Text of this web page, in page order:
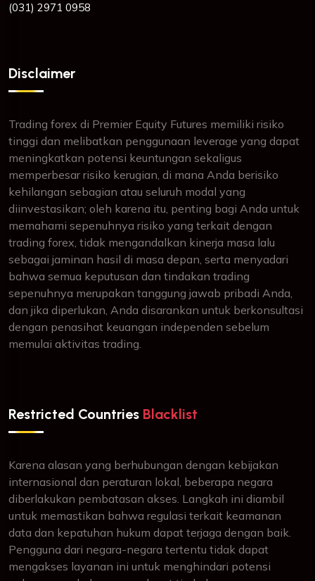
(031) 2971 0958
Disclaimer
Trading forex di Premier Equity Futures memiliki risiko
tinggi dan melibatkan penggunaan leverage yang dapat
meningkatkan potensi keuntungan sekaligus
memperbesar risiko kerugian, di mana Anda berisiko
kehilangan sebagian atau seluruh modal yang
diinvestasikan; oleh karena itu, penting bagi Anda untuk
memahami sepenuhnya risiko yang terkait dengan
trading forex, tidak mengandalkan kinerja masa lalu
sebagai jaminan hasil di masa depan, serta menyadari
bahwa semua keputusan dan tindakan trading
sepenuhnya merupakan tanggung jawab pribadi Anda,
dan jika diperlukan, Anda disarankan untuk berkonsultasi
dengan penasihat keuangan independen sebelum
memulai aktivitas trading.
Restricted Countries Blacklist
Karena alasan yang berhubungan dengan kebijakan
internasional dan peraturan lokal, beberapa negara
diberlakukan pembatasan akses. Langkah ini diambil
untuk memastikan bahwa regulasi terkait keamanan
data dan kepatuhan hukum dapat terjaga dengan baik.
Pengguna dari negara-negara tertentu tidak dapat
mengakses layanan ini untuk menghindari potensi